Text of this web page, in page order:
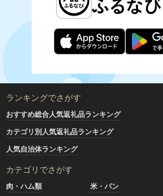
ランキングでさがす
おすすめ総合人気返礼品ランキング
カテゴリ別人気返礼品ランキング
人気自治体ランキング
カテゴリでさがす
肉・ハム類 米・パン